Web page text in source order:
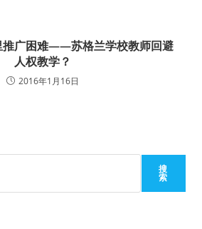
推广困难——苏格兰学校教师回避
人权教学？
2016年1月16日
搜
索